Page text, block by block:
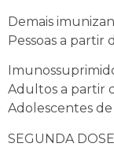
Demais
Pessoas a partir
Adultos a partir
Adolescentes de
SEGUNDA